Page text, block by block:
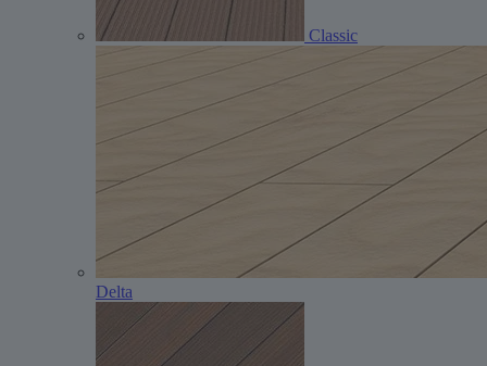
Classic
Delta